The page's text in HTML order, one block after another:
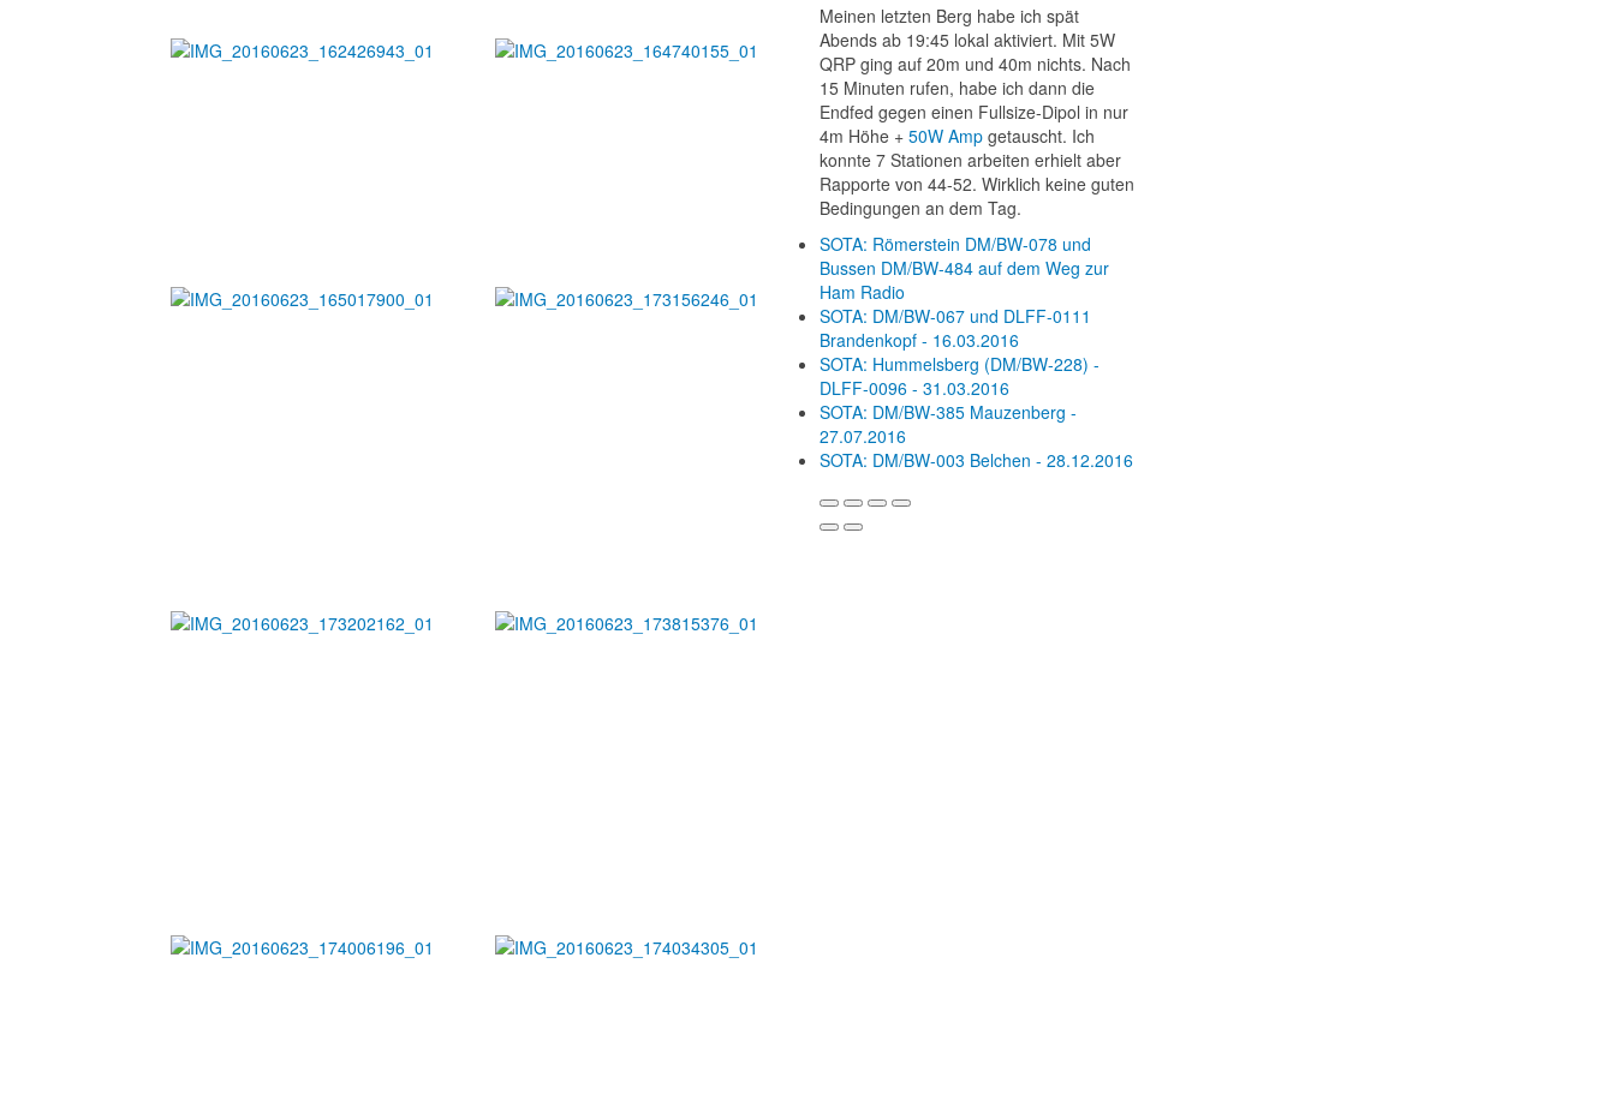
Meinen letzten Berg habe ich spät
Abends ab 19:45 lokal aktiviert. Mit 5W
QRP ging auf 20m und 40m nichts. Nach
15 Minuten rufen, habe ich dann die
Endfed gegen einen Fullsize-Dipol in nur
4m Höhe + 50W Amp getauscht. Ich
konnte 7 Stationen arbeiten erhielt aber
Rapporte von 44-52. Wirklich keine guten
Bedingungen an dem Tag.
SOTA: Römerstein DM/BW-078 und
Bussen DM/BW-484 auf dem Weg zur
Ham Radio
SOTA: DM/BW-067 und DLFF-0111
Brandenkopf - 16.03.2016
SOTA: Hummelsberg (DM/BW-228) -
DLFF-0096 - 31.03.2016
SOTA: DM/BW-385 Mauzenberg -
27.07.2016
SOTA: DM/BW-003 Belchen - 28.12.2016